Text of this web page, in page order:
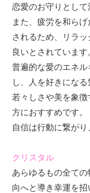
恋愛のお守りとして
また、疲労を和ら
されるため、リラ
良いとされています
普遍的な愛のエネ
し、人を好きにな
若々しさや美を象
方におすすめです。
自信は行動に繋がり
クリスタル
あらゆるもの全て
向へと導き幸運を